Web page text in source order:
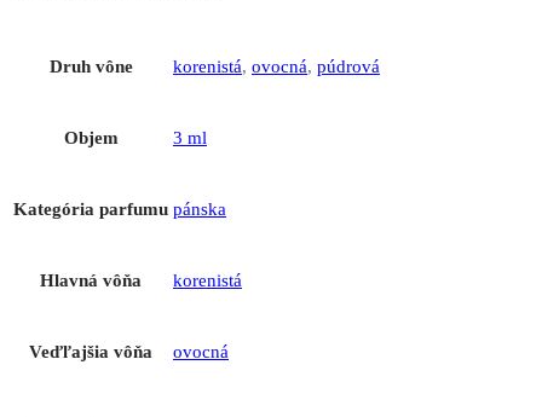
Druh vône korenistá, ovocná, púdrová
Objem 3 ml
Kategória parfumu pánska
Hlavná vôňa korenistá
Veďľajšia vôňa ovocná